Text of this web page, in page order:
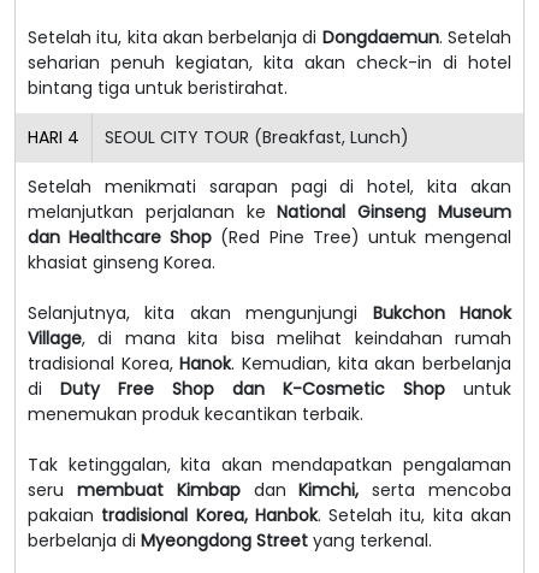
Setelah itu, kita akan berbelanja di Dongdaemun. Setelah
seharian penuh kegiatan, kita akan check-in di hotel
bintang tiga untuk beristirahat.
HARI 4 SEOUL CITY TOUR (Breakfast, Lunch)
Setelah menikmati sarapan pagi di hotel, kita akan
melanjutkan perjalanan keNational Ginseng Museum
dan Healthcare Shop (Red Pine Tree) untuk mengenal
khasiat ginseng Korea.
Selanjutnya, kita akan mengunjungi Bukchon Hanok
Village, di mana kita bisa melihat keindahan rumah
tradisional Korea,Hanok. Kemudian, kita akan berbelanja
di Duty Free Shop dan K-Cosmetic Shop untuk
menemukan produk kecantikan terbaik.
Tak ketinggalan, kita akan mendapatkan pengalaman
seru membuat KimbapdanKimchi, serta mencoba
pakaian tradisional Korea, Hanbok. Setelah itu, kita akan
berbelanja di Myeongdong Street yang terkenal.